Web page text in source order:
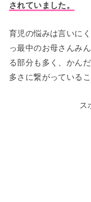
されていました。
育児の悩みは言いに
っ最中のお母さんみ
る部分も多く、かん
多さに繋がっている
ス